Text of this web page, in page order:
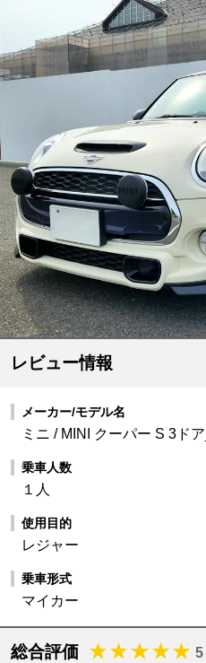
レビュー情報
メーカー/モデル名
ミニ / MINI クーパー S 3ド
乗車人数
１人
使用目的
レジャー
乗車形式
マイカー
総合評価 5